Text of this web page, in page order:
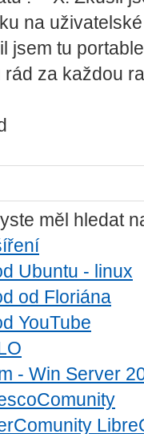
na
jsem tu
rád za každou
měl hledat
Ubuntu - linux
od Floriána
YouTube
- Win Server